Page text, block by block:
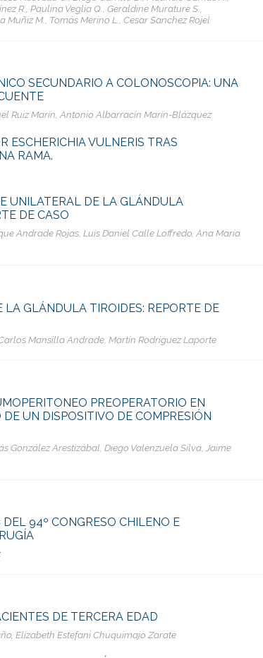
R., Paulina Veglia Q., Geraldine Murature S.,
M., Tomás Merino L., Cesar Sanchez Rojel
SECUNDARIO A COLONOSCOPIA: UNA
Ruiz Marín, Antonio Albarracín Marín-Blázquez
ESCHERICHIA VULNERIS TRAS
RAMA.
UNILATERAL DE LA GLÁNDULA
DE CASO
Andrade Rojas, Luis Daniel Calle Loffredo, Ana María
LA GLÁNDULA TIROIDES: REPORTE DE
Mansilla Andrade, Martín Rodriguez Laporte
PREOPERATORIO EN
UN DISPOSITIVO DE COMPRESIÓN
González Arestizábal, Diego Valenzuela Silva, Jaime
94º CONGRESO CHILENO E
DE TERCERA EDAD
Elizabeth Estefani Chuquimajo Zarate